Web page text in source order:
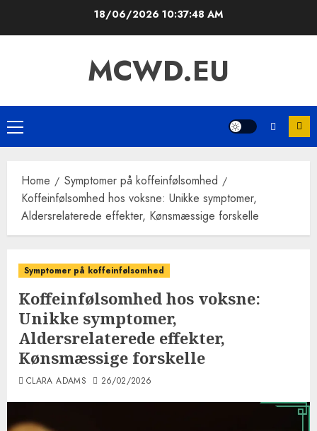
18/06/2026 10:37:49 AM
MCWD.EU
Primary
Menu
Home
Symptomer på koffeinfølsomhed
Koffeinfølsomhed hos voksne: Unikke symptomer,
Aldersrelaterede effekter, Kønsmæssige forskelle
Symptomer på koffeinfølsomhed
Koffeinfølsomhed hos voksne:
Unikke symptomer,
Aldersrelaterede effekter,
Kønsmæssige forskelle
CLARA ADAMS 26/02/2026